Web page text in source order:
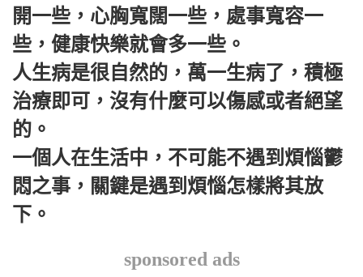
開一些，心胸寬闊一些，處事寬容一
些，健康快樂就會多一些。
人生病是很自然的，萬一生病了，積極
治療即可，沒有什麼可以傷感或者絕望
的。
一個人在生活中，不可能不遇到煩惱鬱
悶之事，關鍵是遇到煩惱怎樣將其放
下。
sponsored ads